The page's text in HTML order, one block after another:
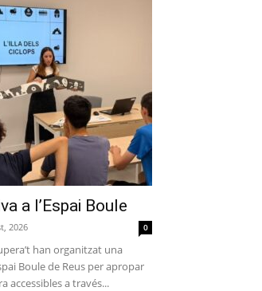
a l’Espai Boule
2026 0
han organitzat una
Boule de Reus per apropar
accessibles a través...